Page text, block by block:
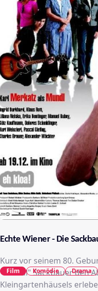
Echte Wiener - Die
Kurz vor seinem 80.
"Mundl" Sackbauer den
Kleingartenhäusels
Film Komödie Drama